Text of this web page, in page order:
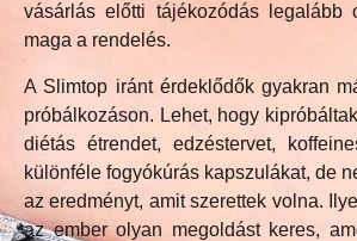
vásárlás előtti tájékozódás legalább
maga a rendelés.
A Slimtop iránt érdeklődők gyakran
próbálkozáson. Lehet, hogy
diétás étrendet, edzéstervet,
különféle fogyókúrás kapszulákat, de
az eredményt, amit szerettek volna.
az ember olyan megoldást keres,